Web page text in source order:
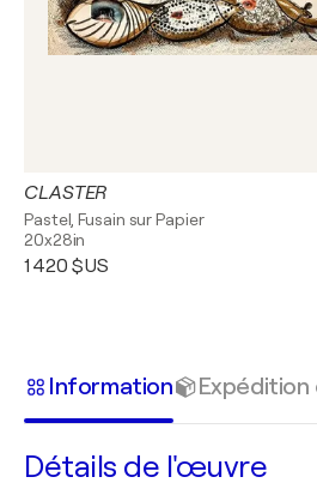
CLASTER
Pastel, Fusain sur Papier
20x28in
1 420 $US
Information
Détails de l'œuvre